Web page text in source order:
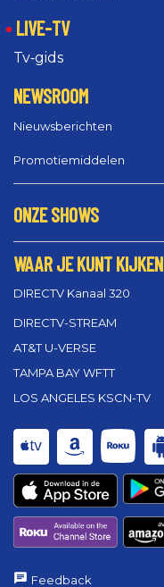
LIVE-TV
Tv‑gids
NEWSROOM
Nieuwsberichten
Promotiemiddelen
ONZE SHOWS
WAAR JE KUNT KIJKEN
DIRECTV Kanaal 320
DIRECTV-STREAM
AT&T U-VERSE
TAMPA BAY WFTT
LOS ANGELES KSCN-TV
Feedback